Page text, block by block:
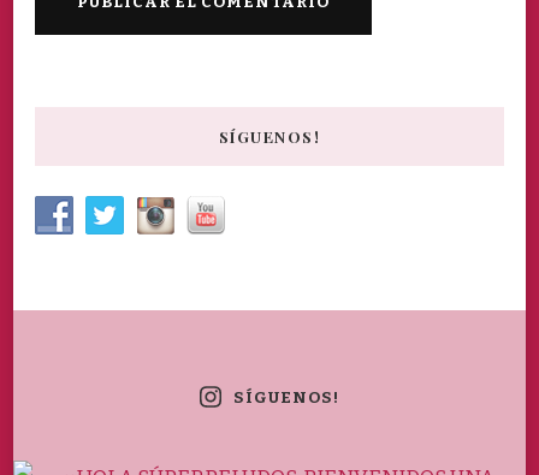
SÍGUENOS!
SÍGUENOS!